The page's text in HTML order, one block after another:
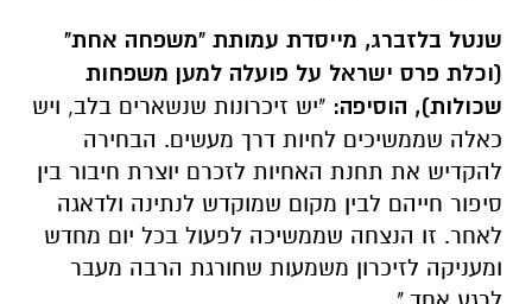
שנטל בלזברג, מייסדת עמותת "משפחה אחת"
(וכלת פרס ישראל על פועלה למען משפחות
שכולות), הוסיפה: "יש זיכרונות שנשארים בלב, ויש
כאלה שממשיכים לחיות דרך מעשים. הבחירה
להקדיש את תחנת האחיות לזכרם יוצרת חיבור בין
סיפור חייהם לבין מקום שמוקדש לנתינה ולדאגה
לאחר. זו הנצחה שממשיכה לפעול בכל יום מחדש
ומעניקה לזיכרון משמעות שחורגת הרבה מעבר